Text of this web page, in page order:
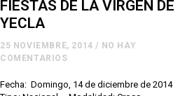
FIESTAS DE LA VIRGEN DE
YECLA
25 NOVIEMBRE, 2014 / NO HAY
COMENTARIOS
Fecha: Domingo, 14 de diciembre de 2014